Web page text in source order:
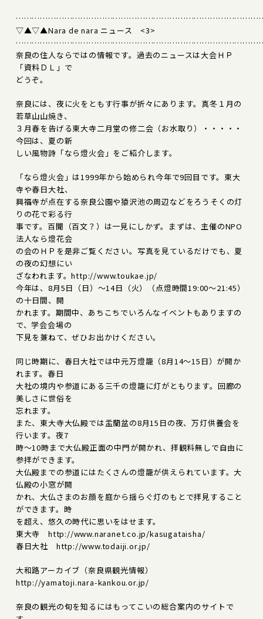
▽▲▽▲Nara de nara ニュース <3>
奈良の住人ならではの情報です。過去のニュースは大会ＨＰ
「資料ＤＬ」で
どうぞ。
奈良には、夜に火をともす行事が折々にあります。真冬１月の
若草山山焼き、
３月春を告げる東大寺二月堂の修二会（お水取り）・・・・・
今回は、夏の新
しい風物詩「なら燈火会」をご紹介します。
「なら燈火会」は1999年から始められ今年で9回目です。東大
寺や春日大社、
興福寺が点在する奈良公園や猿沢池の周辺などをろうそくの灯
りの花で彩る行
事です。百聞（百文？）は一見にしかず。まずは、主催のNPO
法人なら燈花会
の会のＨＰを是非ご覧ください。写真を見ているだけでも、夏
の夜の幻想にい
ざなわれます。http://www.toukae.jp/
今年は、8月5日（日）～14日（火）（点燈時間19:00～21:45）
の十日間、開
かれます。期間中、あちこちでいろんなイベントもありますの
で、学会会場の
下見を兼ねて、ぜひお出かけください。
同じ時期に、春日大社では中元万燈籠（8月14～15日）が開か
れます。春日
大社の境内や参道にある三千の燈籠に灯がともります。回廊の
美しさに世俗を
忘れます。
また、東大寺大仏殿では盂蘭盆の8月15日の夜、万灯供養会を
行います。夜7
時～10時まで大仏殿正面の中門が開かれ、拝観料無しで自由に
参拝ができます。
大仏殿までの参道にはたくさんの燈籠が供えられています。大
仏殿の小窓が開
かれ、大仏さまのお顔を庭から揺らぐ灯のもとで拝見すること
ができます。時
を超え、悠久の時代に思いをはせます。
東大寺 http://www.naranet.co.jp/kasugataisha/
春日大社 http://www.todaiji.or.jp/
大和路アーカイブ（奈良県観光情報）
http://yamatoji.nara-kankou.or.jp/
奈良の観光の旬を知るにはもってこいの総合案内のサイトで